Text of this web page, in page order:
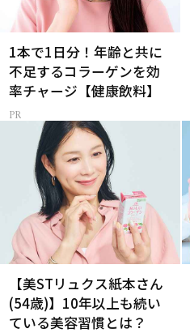
1本で1日分！年齢と共に
不足するコラーゲンを効
率チャージ【健康飲料】
【美STリュクス紙本さん
(54歳)】10年以上も続い
ている美容習慣とは？